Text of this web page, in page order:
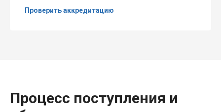
Проверить аккредитацию
Процесс поступления и